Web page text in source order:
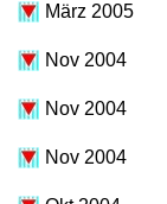
März 2005
Nov 2004
Nov 2004
Nov 2004